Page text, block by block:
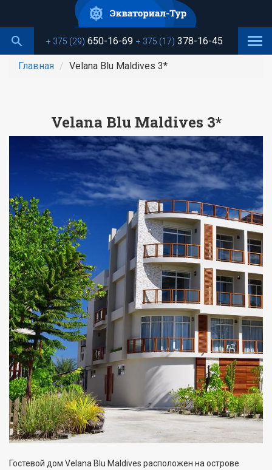
основному
содержанию+ 375 (29) 650-16-69 + 375 (17) 378-16-45
Главная Velana Blu Maldives 3*
Velana Blu Maldives 3*
Гостевой дом Velana Blu Maldives расположен на острове